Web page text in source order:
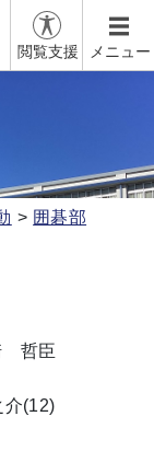
閲覧支援 メニュー
囲碁部
哲臣
之介(12)